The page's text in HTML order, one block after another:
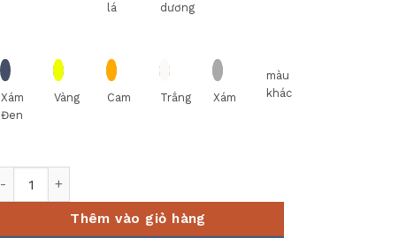
lá
dương
Xám
Đen
Vàng Cam Trắng Xám
màu
khác
Thêm vào giỏ hàng